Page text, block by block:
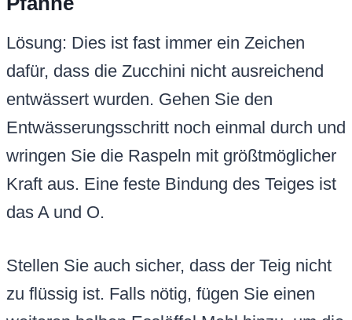
Lösung: Dies ist fast immer ein Zeichen
dafür, dass die Zucchini nicht ausreichend
entwässert wurden. Gehen Sie den
Entwässerungsschritt noch einmal durch und
wringen Sie die Raspeln mit größtmöglicher
Kraft aus. Eine feste Bindung des Teiges ist
das A und O.
Stellen Sie auch sicher, dass der Teig nicht
zu flüssig ist. Falls nötig, fügen Sie einen